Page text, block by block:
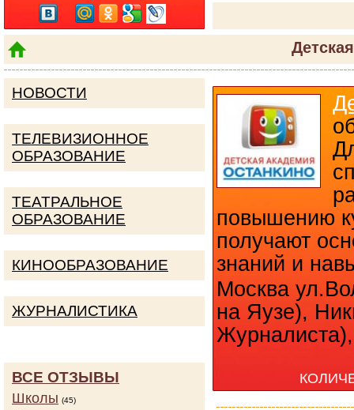
повышению
получают
знаний и
Москва
на Яузе),
НОВОСТИ
ТЕЛЕВИЗИОННОЕ
ОБРАЗОВАНИЕ
ТЕАТРАЛЬНОЕ
ОБРАЗОВАНИЕ
КИНООБРАЗОВАНИЕ
ЖУРНАЛИСТИКА
ВСЕ ОТЗЫВЫ
Школы (45)